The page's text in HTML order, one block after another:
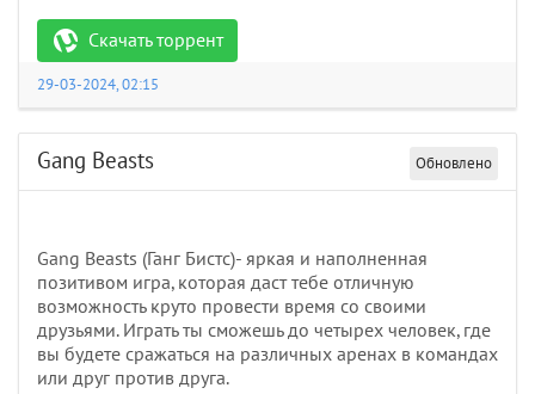
Скачать торрент
29-03-2024, 02:15
Gang Beasts Обновлено
Gang Beasts (Ганг Бистс)- яркая и наполненная
позитивом игра, которая даст тебе отличную
возможность круто провести время со своими
друзьями. Играть ты сможешь до четырех человек, где
вы будете сражаться на различных аренах в командах
или друг против друга.